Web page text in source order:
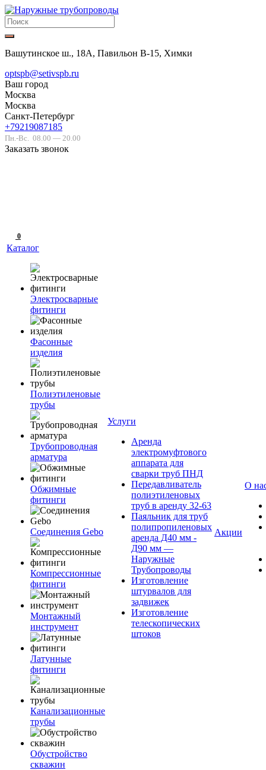
Вашутинское ш., 18А, Павильон В-15, Химки
optspb@setivspb.ru
Ваш город
Москва
Москва
Санкт-Петербург
+79219087185
Пн.-Вс. 08.00 — 20.00
Заказать звонок
0
Каталог
Электросварные
фитинги
Фасонные
изделия
Полиэтиленовые
трубы
Трубопроводная
арматура
Обжимные
фитинги
Соединения Gebo
Компрессионные
фитинги
Монтажный
инструмент
Латунные
фитинги
Канализационные
трубы
Обустройство
скважин
Услуги
Аренда
электромуфтового
аппарата для
сварки труб ПНД
Передавливатель
полиэтиленовых
труб в аренду 32-63
Паяльник для труб
полипропиленовых
аренда Д40 мм -
Д90 мм —
Наружные
Трубопроводы
Изготовление
штурвалов для
задвижек
Изготовление
телескопических
штоков
Акции
О